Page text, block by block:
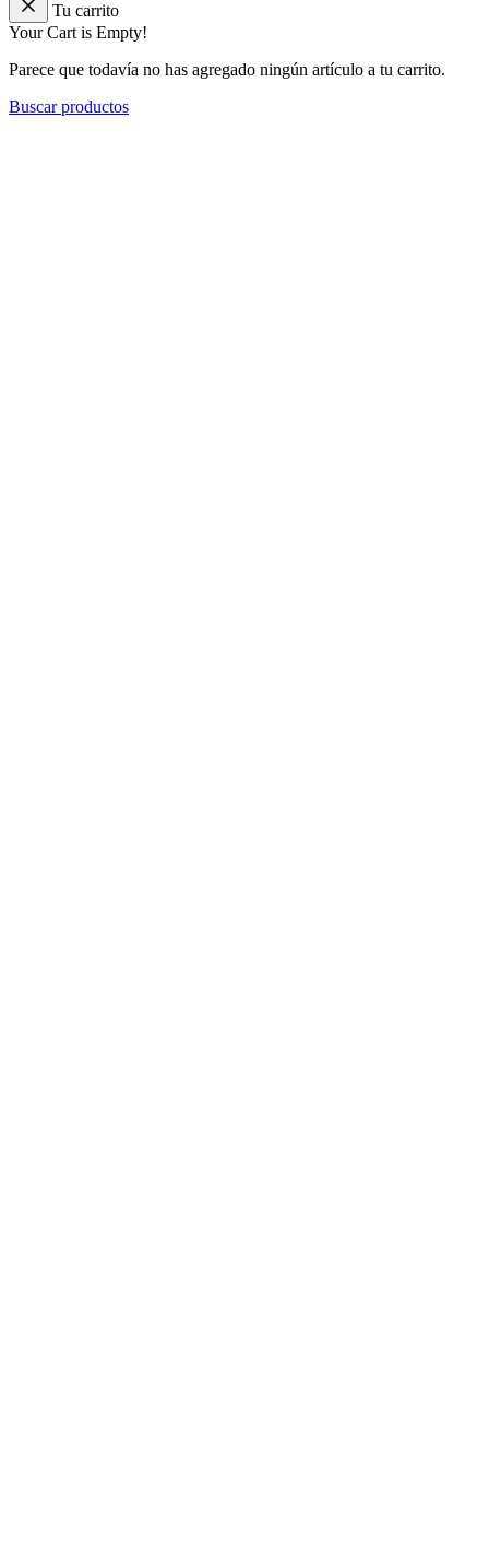
Tu carrito
Your Cart is Empty!
Parece que todavía no has agregado ningún artículo a tu carrito.
Buscar productos